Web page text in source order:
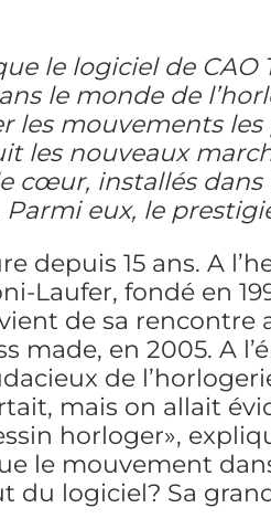
le logiciel de
le monde de
les mouvements
les nouveaux
cœur, installés dans
Parmi eux, le
depuis 15 ans. A
Laufer, fondé en
de sa rencontre
made, en 2005. A
de
mais on allait
horloger»,
le mouvement
du logiciel? Sa